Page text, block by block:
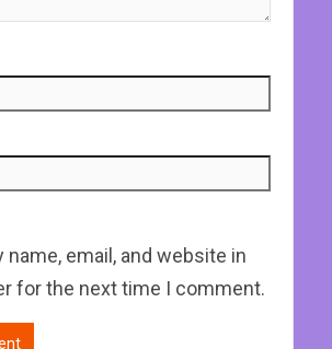
name, email, and website in
for the next time I comment.